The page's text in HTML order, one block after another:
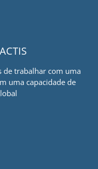
de trabalhar com uma
uma capacidade de